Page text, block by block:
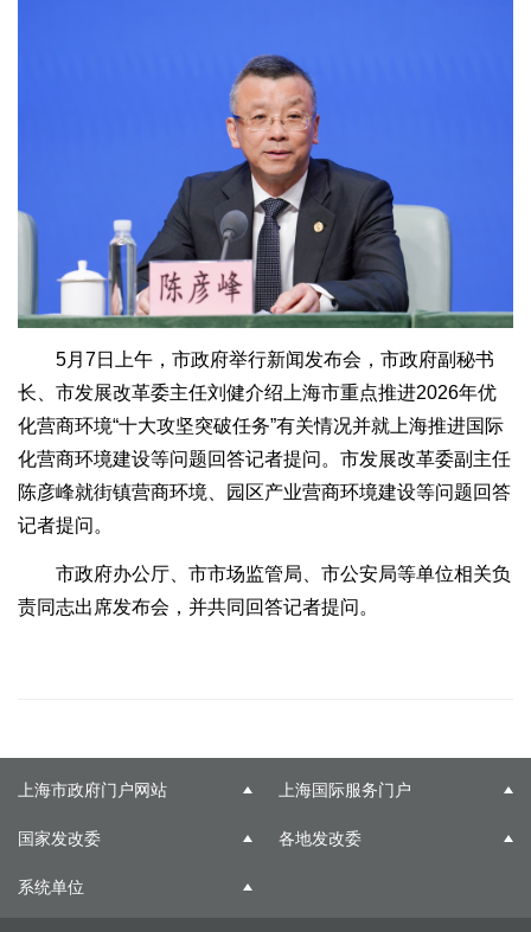
5月7日上午，市政府举行新闻发布会，市政府副秘书
长、市发展改革委主任刘健介绍上海市重点推进2026年优
化营商环境“十大攻坚突破任务”有关情况并就上海推进国际
化营商环境建设等问题回答记者提问。市发展改革委副主任
陈彦峰就街镇营商环境、园区产业营商环境建设等问题回答
记者提问。
市政府办公厅、市市场监管局、市公安局等单位相关负
责同志出席发布会，并共同回答记者提问。
上海市政府门户网站 上海国际服务门户
国家发改委 各地发改委
系统单位